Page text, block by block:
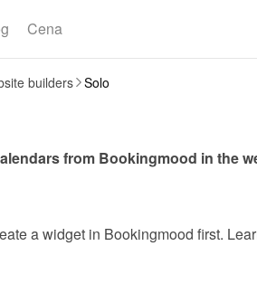
Cena
builders Solo
from Bookingmood in the